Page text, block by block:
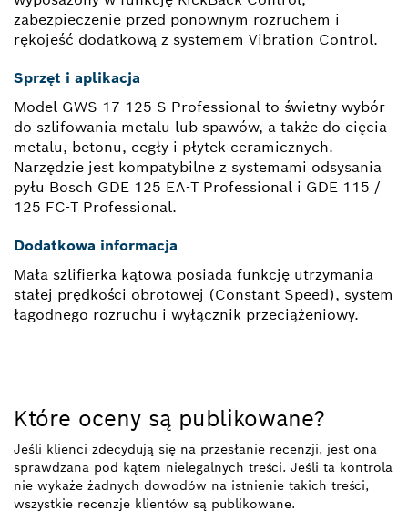
zabezpieczenie przed ponownym rozruchem i
rękojeść dodatkową z systemem Vibration Control.
Sprzęt i aplikacja
Model GWS 17-125 S Professional to świetny wybór
do szlifowania metalu lub spawów, a także do cięcia
metalu, betonu, cegły i płytek ceramicznych.
Narzędzie jest kompatybilne z systemami odsysania
pyłu Bosch GDE 125 EA-T Professional i GDE 115 /
125 FC-T Professional.
Dodatkowa informacja
Mała szlifierka kątowa posiada funkcję utrzymania
stałej prędkości obrotowej (Constant Speed), system
łagodnego rozruchu i wyłącznik przeciążeniowy.
Które oceny są publikowane?
Jeśli klienci zdecydują się na przesłanie recenzji, jest ona
sprawdzana pod kątem nielegalnych treści. Jeśli ta kontrola
nie wykaże żadnych dowodów na istnienie takich treści,
wszystkie recenzje klientów są publikowane.